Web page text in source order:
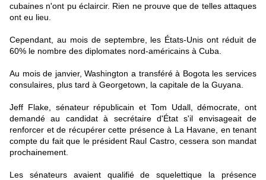
cubaines n'ont pu éclaircir. Rien ne prouve que de telles attaques
ont eu lieu.
Cependant, au mois de septembre, les États-Unis ont réduit de
60% le nombre des diplomates nord-américains à Cuba.
Au mois de janvier, Washington a transféré à Bogota les services
consulaires, plus tard à Georgetown, la capitale de la Guyana.
Jeff Flake, sénateur républicain et Tom Udall, démocrate, ont
demandé au candidat à secrétaire d'État s'il envisageait de
renforcer et de récupérer cette présence à La Havane, en tenant
compte du fait que le président Raul Castro, cessera son mandat
prochainement.
Les sénateurs avaient qualifié de squelettique la présence